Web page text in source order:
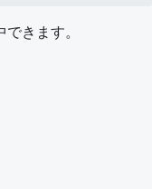
きます。